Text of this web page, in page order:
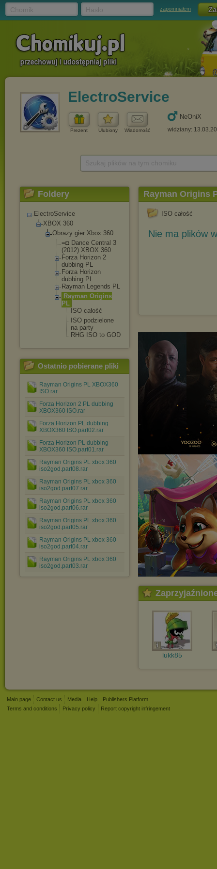
zapomniałem
ElectroService
Prezent Ulubiony Wiadomość
NeOniX
widziany:
Foldery
ElectroService
XBOX 360
Obrazy gier Xbox 360
=◘ Dance Central 3
(2012) XBOX 360
Forza Horizon 2
dubbing PL
Forza Horizon
dubbing PL
Rayman Legends PL
Rayman Origins
PL
ISO całość
ISO podzielone
na party
RHG ISO to GOD
Ostatnio pobierane pliki
Rayman Origins PL XBOX360
ISO.rar
Forza Horizon 2 PL dubbing
XBOX360 ISO.rar
Forza Horizon PL dubbing
XBOX360 ISO.part02.rar
Forza Horizon PL dubbing
XBOX360 ISO.part01.rar
Rayman Origins PL xbox 360
iso2god.part08.rar
Rayman Origins PL xbox 360
iso2god.part07.rar
Rayman Origins PL xbox 360
iso2god.part06.rar
Rayman Origins PL xbox 360
iso2god.part05.rar
Rayman Origins PL xbox 360
iso2god.part04.rar
Rayman Origins PL xbox 360
iso2god.part03.rar
Rayman Origins
ISO całość
Nie ma plików
lukk85
Main page Contact us Media Help
Publishers Platform
Terms and conditions
Privacy policy Report copyright infringement